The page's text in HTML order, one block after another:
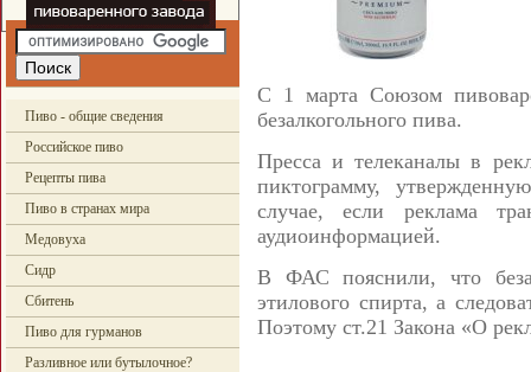
Пиво - общие сведения
Российское пиво
Рецепты пива
Пиво в странах мира
Медовуха
Сидр
Сбитень
Пиво для гурманов
Разливное или бутылочное?
С 1 марта Союзом
безалкогольного пива.
Пресса и телеканалы в
пиктограмму,
случае, если реклама
аудиоинформацией.
В ФАС пояснили, что
этилового спирта, а
Поэтому ст.21 Закона «О